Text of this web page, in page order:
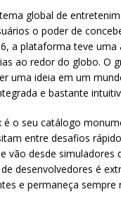
global de
o poder de
a plataforma teve
ao redor do globo. O
uma ideia em um
e bastante
o seu catálogo
entre desafios
vão desde simuladores
desenvolvedores é
e permaneça sempre